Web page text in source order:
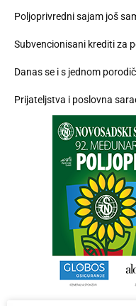
Poljoprivredni sajam još
Subvencionisani krediti za
Danas se i s jednom
Prijateljstva i poslovna